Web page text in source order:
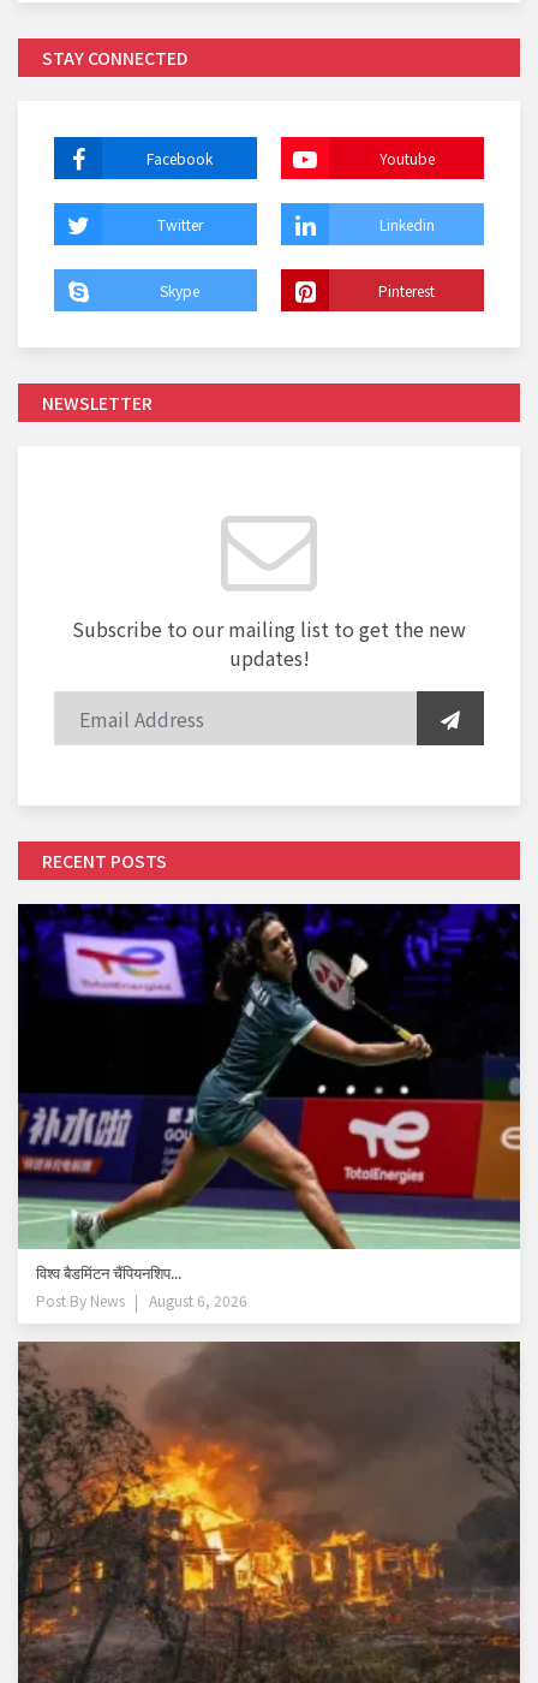
STAY CONNECTED
Facebook Youtube
Twitter Linkedin
Skype Pinterest
NEWSLETTER
Subscribe to our mailing list to get the new
updates!
RECENT POSTS
विश्व बैडमिंटन चैंपियनशिप...
Post By News August 6, 2026